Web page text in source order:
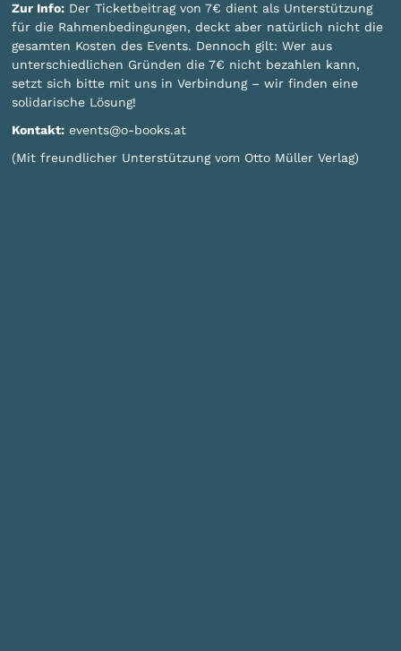
Zur Info: Der Ticketbeitrag von 7€ dient als Unterstützung
für die Rahmenbedingungen, deckt aber natürlich nicht die
gesamten Kosten des Events. Dennoch gilt: Wer aus
unterschiedlichen Gründen die 7€ nicht bezahlen kann,
setzt sich bitte mit uns in Verbindung – wir finden eine
solidarische Lösung!
Kontakt: events@o-books.at
(Mit freundlicher Unterstützung vom Otto Müller Verlag)